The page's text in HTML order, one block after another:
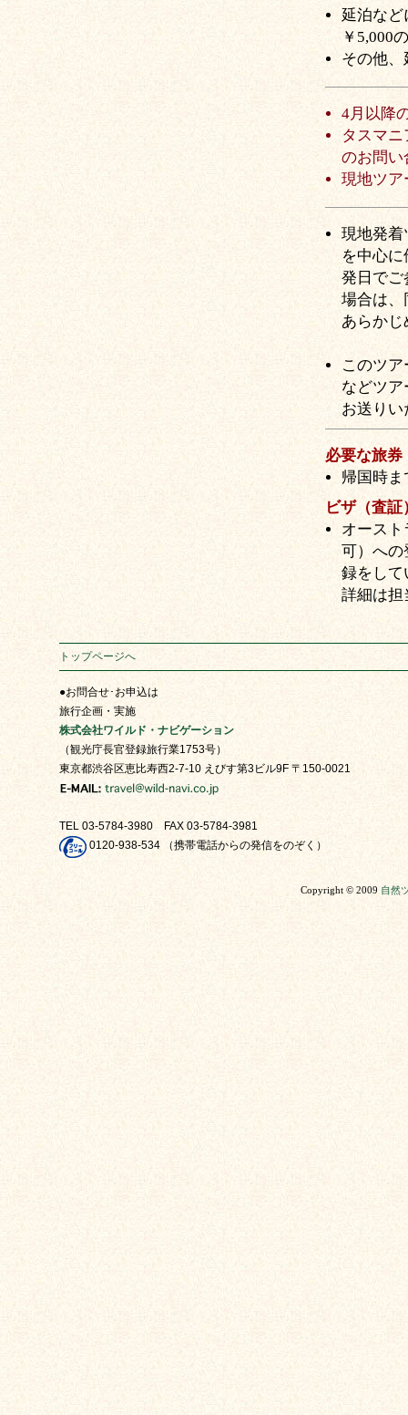
延泊など
￥5,000
その他、
4月以降
タスマ
のお問い
現地ツア
現地発着
を中心
発日でご
場合は、
あらか
このツ
などツ
お送り
必要な旅券
帰国時ま
ビザ（査証
オースト
可）への
録をして
詳細は担
トップページへ
●お問合せ･お申込は
旅行企画・実施
株式会社ワイルド・ナビゲーション
（観光庁長官登録旅行業1753号）
東京都渋谷区恵比寿西2-7-10 えびす第3ビル9F 〒150-0021
TEL 03-5784-3980 FAX 03-5784-3981
0120-938-534 （携帯電話からの発信をのぞく）
Copyright © 2009 自然